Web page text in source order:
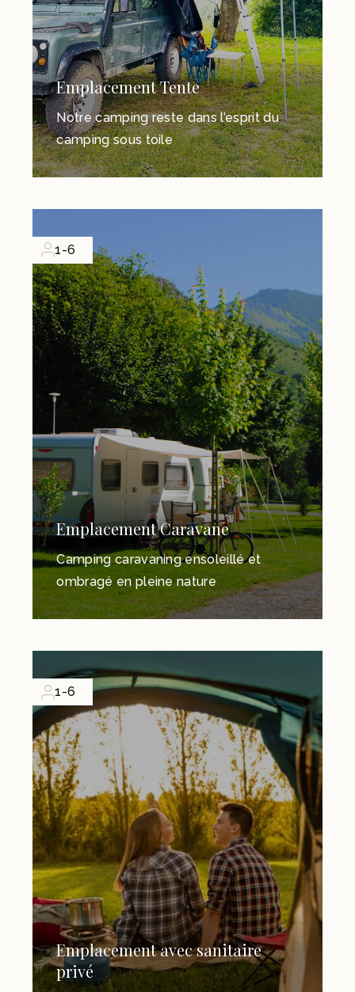
Emplacement Tente
Notre camping reste dans l’esprit du
camping sous toile
1-6
Emplacement Caravane
Camping caravaning ensoleillé et
ombragé en pleine nature
1-6
Emplacement avec sanitaire
privé